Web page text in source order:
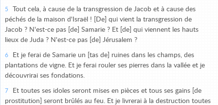
5
Tout cela, à cause de la transgression de Jacob et à cause des
péchés de la maison d'Israël ! [De] qui vient la transgression de
Jacob ? N'est-ce pas [de] Samarie ? Et [de] qui viennent les hauts
lieux de Juda ? N'est-ce pas [de] Jérusalem ?
6
Et je ferai de Samarie un [tas de] ruines dans les champs, des
plantations de vigne. Et je ferai rouler ses pierres dans la vallée et je
découvrirai ses fondations.
7
Et toutes ses idoles seront mises en pièces et tous ses gains [de
prostitution] seront brûlés au feu. Et je livrerai à la destruction toutes